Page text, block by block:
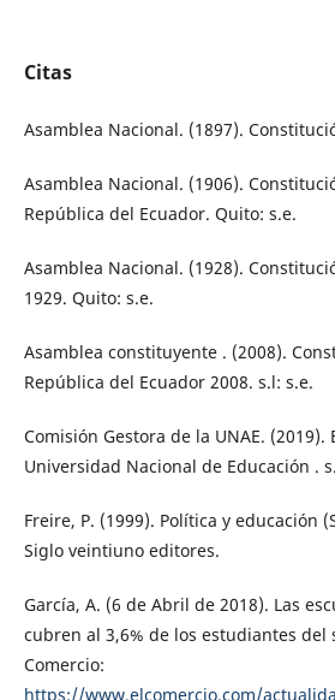
Citas
Asamblea Nacional. (1897).
Asamblea Nacional. (1906).
República del Ecuador. Quito: s.e.
Asamblea Nacional. (1928).
1929. Quito: s.e.
Asamblea constituyente . (2008).
República del Ecuador 2008. s.l: s.e.
Comisión Gestora de la UNAE. (2019).
Universidad Nacional de Educación .
Freire, P. (1999). Política y educación
Siglo veintiuno editores.
García, A. (6 de Abril de 2018). Las
cubren al 3,6% de los estudiantes del
Comercio:
https://www.elcomercio.com/